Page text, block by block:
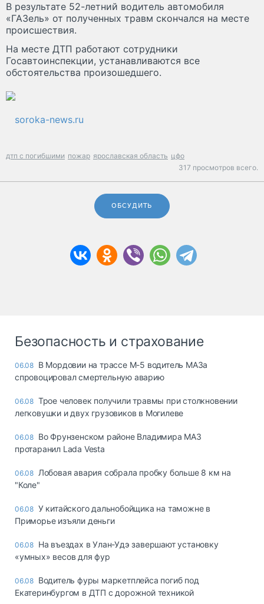
В результате 52-летний водитель автомобиля
«ГАЗель» от полученных травм скончался на месте
происшествия.
На месте ДТП работают сотрудники
Госавтоинспекции, устанавливаются все
обстоятельства произошедшего.
soroka-news.ru
дтп с погибшими пожар ярославская область цфо
317 просмотров всего.
ОБСУДИТЬ
Безопасность и страхование
06.08 В Мордовии на трассе М-5 водитель МАЗа
спровоцировал смертельную аварию
06.08 Трое человек получили травмы при столкновении
легковушки и двух грузовиков в Могилеве
06.08 Во Фрунзенском районе Владимира МАЗ
протаранил Lada Vesta
06.08 Лобовая авария собрала пробку больше 8 км на
"Коле"
06.08 У китайского дальнобойщика на таможне в
Приморье изъяли деньги
06.08 Ha въeздax в Улaн-Удэ зaвepшaют ycтaнoвкy
«yмныx» вecoв для фyp
06.08 Водитель фуры маркетплейса погиб под
Екатеринбургом в ДТП с дорожной техникой